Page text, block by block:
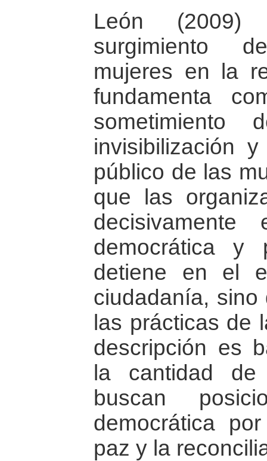
León
surgimiento
mujeres en la
fundamenta
invisibilización
público de las
que las
democrática
detiene en el
ciudadanía,
las prácticas de
descripción es
la cantidad de
buscan
democrática
paz y la